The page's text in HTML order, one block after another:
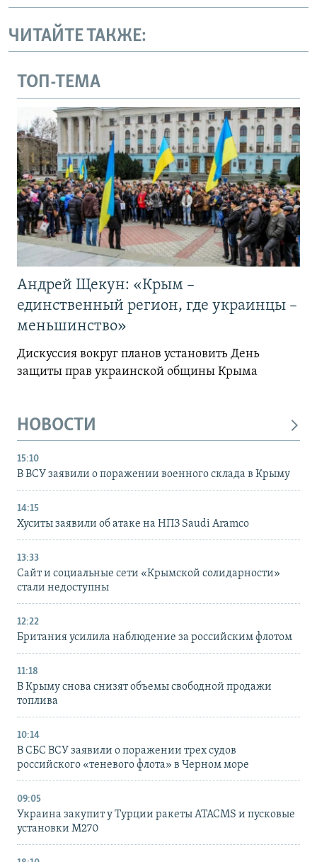
ЧИТАЙТЕ ТАКЖЕ:
ТОП-ТЕМА
Андрей Щекун: «Крым –
единственный регион, где украинцы –
меньшинство»
Дискуссия вокруг планов установить День
защиты прав украинской общины Крыма
НОВОСТИ
15:10
В ВСУ заявили о поражении военного склада в Крыму
14:15
Хуситы заявили об атаке на НПЗ Saudi Aramco
13:33
Сайт и социальные сети «Крымской солидарности»
стали недоступны
12:22
Британия усилила наблюдение за российским флотом
11:18
В Крыму снова снизят объемы свободной продажи
топлива
10:14
В СБС ВСУ заявили о поражении трех судов
российского «теневого флота» в Черном море
09:05
Украина закупит у Турции ракеты ATACMS и пусковые
установки M270